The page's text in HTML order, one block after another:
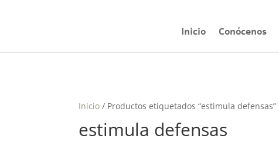
Inicio Conócenos
Inicio / Productos etiquetados “estimula defensas”
estimula defensas